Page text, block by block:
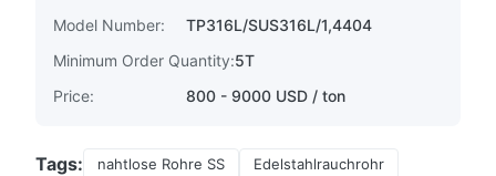
Model Number:
TP316L/SUS316L/1,4404
Minimum Order Quantity:5T
Price:
800 - 9000 USD / ton
Tags: nahtlose Rohre SS
Edelstahlrauchrohr